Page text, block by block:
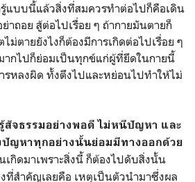
แบบนี้แล้วสิ่งที่สมควรทำต่อไปก็คือเดิน
าถอย สู้ต่อไปเรื่อย ๆ ถ้ากายมันตายก็
ม่ตายยังไงก็ต้องมีการเกิดต่อไปเรื่อย ๆ
ากไปก็ย่อมเป็นทุกข์แก่ผู้ที่ยึดในกายนี้
รหลงผิด ทั้งตึงไปและหย่อนไปทำให้ไม่
สัจธรรมอย่างพอดี ไม่หนีปัญหา และ
ญหาทุกอย่างนั้นย่อมมีทางออกด้วย
กิดมาเพราะสิ่งนี้ ก็ต้องไปดับสิ่งนั้น
ที่สำคัญเลยคือ เหตุเป็นตัวนำมาซึ่งผล